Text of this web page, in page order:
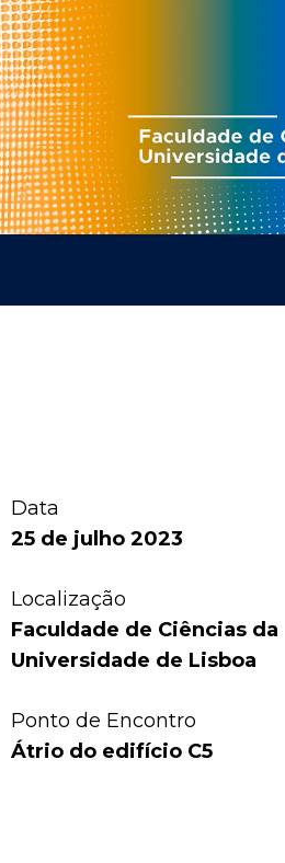
Data
25 de julho 2023
Localização
Faculdade de Ciências da
Universidade de Lisboa
Ponto de Encontro
Átrio do edifício C5